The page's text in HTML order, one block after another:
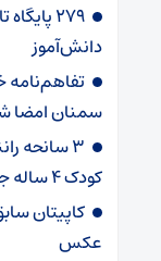
دانش‌آموز
سمنان امضا
۳ سانحه
کودک ۴ ساله جان باخت
کاپیتان
عکس